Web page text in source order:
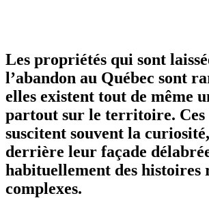
Les propriétés qui sont
l’abandon au Québec sont
elles existent tout de même
partout sur le territoire. Ces
suscitent souvent la
derrière leur façade
habituellement des histoires
complexes.